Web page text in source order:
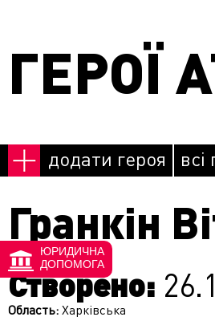
ГЕРОЇ
додати героя всі
Гранкін
Створено:
Область:Харківська
ЮРИДИЧНА
ДОПОМОГА